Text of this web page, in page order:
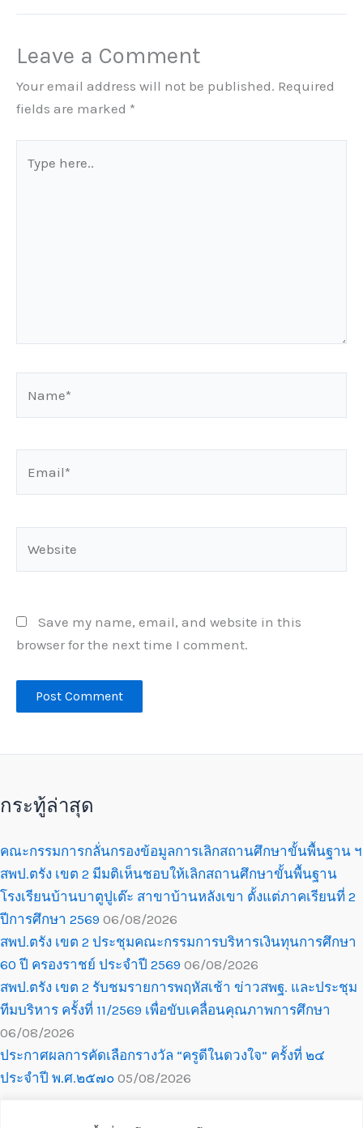
Leave a Comment
Your email address will not be published. Required
fields are marked *
here..
Save my name, email, and website in this
browser for the next time I comment.
กระทู้ล่าสุด
คณะกรรมการกลั่นกรองข้อมูลการเลิกสถานศึกษาขั้นพื้นฐาน ฯ
สพป.ตรัง เขต 2 มีมติเห็นชอบให้เลิกสถานศึกษาขั้นพื้นฐาน
โรงเรียนบ้านบาตูปูเต๊ะ สาขาบ้านหลังเขา ตั้งแต่ภาคเรียนที่ 2
ปีการศึกษา 2569 06/08/2026
สพป.ตรัง เขต 2 ประชุมคณะกรรมการบริหารเงินทุนการศึกษา
60 ปี ครองราชย์ ประจำปี 2569 06/08/2026
สพป.ตรัง เขต 2 รับชมรายการพฤหัสเช้า ข่าวสพฐ. และประชุม
ทีมบริหาร ครั้งที่ 11/2569 เพื่อขับเคลื่อนคุณภาพการศึกษา
06/08/2026
ประกาศผลการคัดเลือกรางวัล “ครูดีในดวงใจ” ครั้งที่ ๒๔
ประจำปี พ.ศ.๒๕๗๐ 05/08/2026